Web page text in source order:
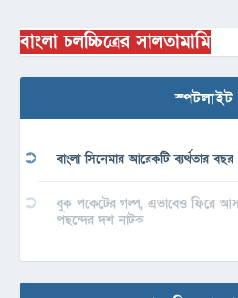
বাংলা চলচ্চিত্রের সালতামামি
স্পটলাইট
বাংলা সিনেমার আরেকটি ব্যর্থতার
বুক পকেটের গল্প, এভাবেও ফিরে
পছন্দের দশ নাটক